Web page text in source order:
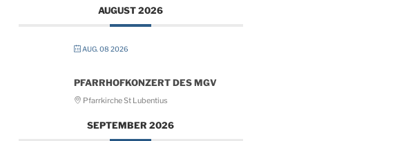
AUGUST 2026
AUG. 08 2026
PFARRHOFKONZERT DES MGV
Pfarrkirche St Lubentius
SEPTEMBER 2026